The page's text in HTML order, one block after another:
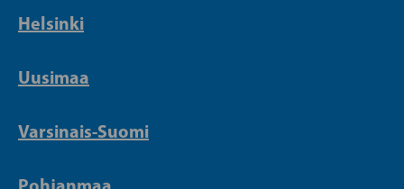
Helsinki
Uusimaa
Varsinais-Suomi